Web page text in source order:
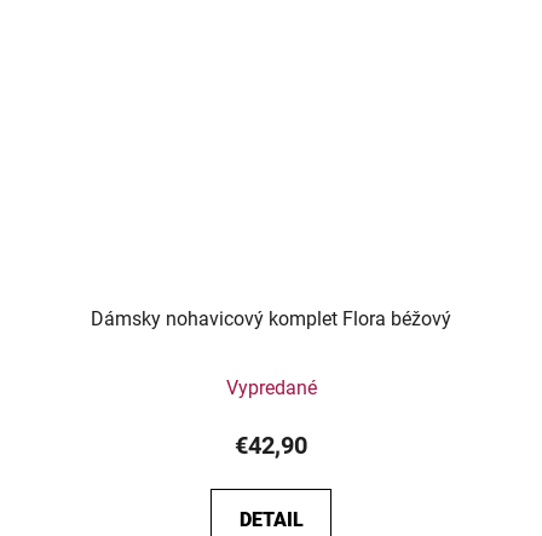
Dámsky nohavicový komplet Flora béžový
Vypredané
€42,90
DETAIL